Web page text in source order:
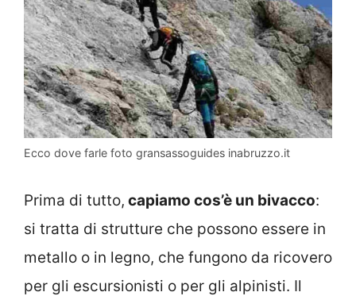
Ecco dove farle foto gransassoguides inabruzzo.it
Prima di tutto, capiamo cos’è un bivacco:
si tratta di strutture che possono essere in
metallo o in legno, che fungono da ricovero
per gli escursionisti o per gli alpinisti. Il